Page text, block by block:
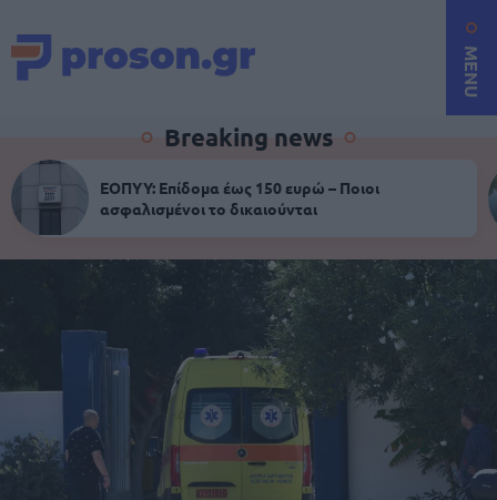
MENU
Breaking news
ΕΟΠΥΥ: Επίδομα έως 150 ευρώ – Ποιοι
ασφαλισμένοι το δικαιούνται